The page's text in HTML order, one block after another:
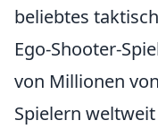
beliebtes
Ego-Shooter-
von Millionen von
Spielern weltweit